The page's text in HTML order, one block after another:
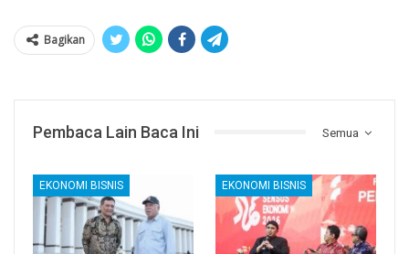
Bagikan
Semua
Pembaca Lain Baca Ini
EKONOMI BISNIS EKONOMI BISNIS